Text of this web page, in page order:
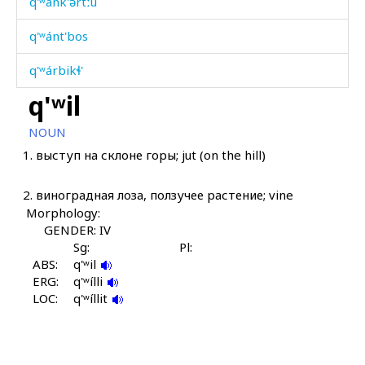
q'ʷánt'bos
q'ʷárbikɬ'
q'ʷárɬbos
q'ʷátːut
q'ʷáč'i
q'ʷérq'əbos
q'ʷil
NOUN
1. выступ на склоне горы; jut (on the hill)
2. виноградная лоза, ползучее растение; vine
Morphology:
GENDER: IV
Sg:
Pl:
ABS:
q'ʷil
ERG:
q'ʷílli
LOC:
q'ʷíllit